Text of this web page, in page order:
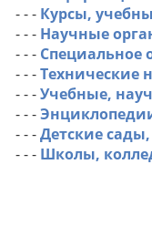
- - - Курсы,
- - - Научные
- - - Специальное
- - -Технические
- - -Учебные,
- - -
- - -Детские
- - - Школы,